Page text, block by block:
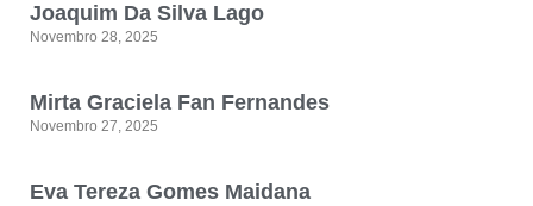
Joaquim Da Silva Lago
Novembro 28, 2025
Mirta Graciela Fan Fernandes
Novembro 27, 2025
Eva Tereza Gomes Maidana